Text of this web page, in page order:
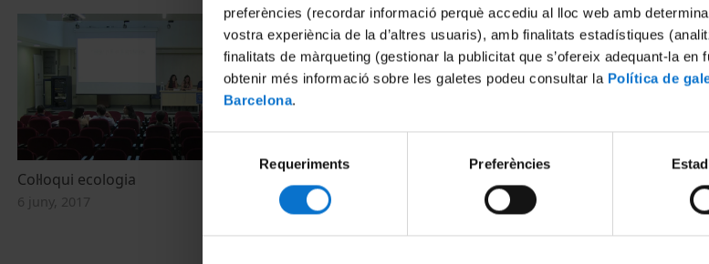
preferències (recordar informació perquè accediu al lloc web amb
vostra experiència de la d’altres usuaris), amb finalitats estadístiques
finalitats de màrqueting (gestionar la publicitat que s’ofereix adequant-la
obtenir més informació sobre les galetes podeu consultar la Política de
Barcelona.
de
consentiment
Requeriments Preferències
Col·loqui ecologia
6 juny, 2017